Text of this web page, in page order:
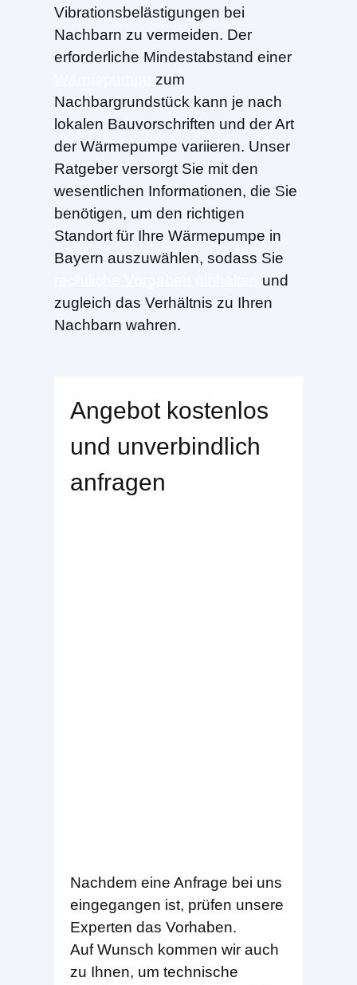
Vibrationsbelästigungen bei
Nachbarn zu vermeiden. Der
erforderliche Mindestabstand einer
zum
Nachbargrundstück kann je nach
lokalen Bauvorschriften und der Art
der Wärmepumpe variieren. Unser
Ratgeber versorgt Sie mit den
wesentlichen Informationen, die Sie
benötigen, um den richtigen
Standort für Ihre Wärmepumpe in
Bayern auszuwählen, sodass Sie
und
zugleich das Verhältnis zu Ihren
Nachbarn wahren.
Angebot kostenlos
und unverbindlich
anfragen
Nachdem eine Anfrage bei uns
eingegangen ist, prüfen unsere
Experten das Vorhaben.
Auf Wunsch kommen wir auch
zu Ihnen, um technische